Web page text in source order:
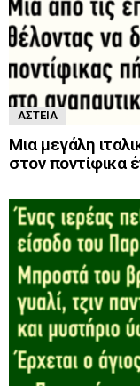
ΑΣΤΕΊΑ
Μια μεγάλη
στον ποντίφικα